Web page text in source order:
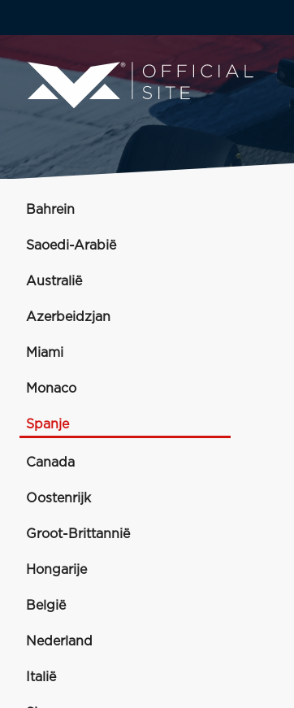
Bahrein
Saoedi-Arabië
Australië
Azerbeidzjan
Miami
Monaco
Spanje
Canada
Oostenrijk
Groot-Brittannië
Hongarije
België
Nederland
Italië